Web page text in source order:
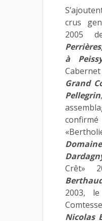
crus
2005
à
Grand
Pellegrin
Crêt»
2003,
Nicolas